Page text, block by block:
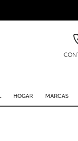
HOGAR MARCAS